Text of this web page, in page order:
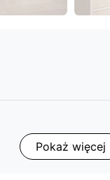
Pokaż więcej